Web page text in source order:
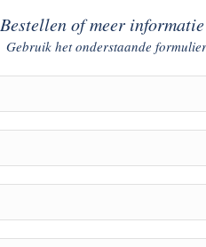
Bestellen of meer
Gebruik het onderstaande formulier